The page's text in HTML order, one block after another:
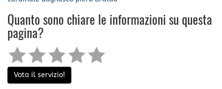
Quanto sono chiare le informazioni su questa
pagina?
Vota il servizio!